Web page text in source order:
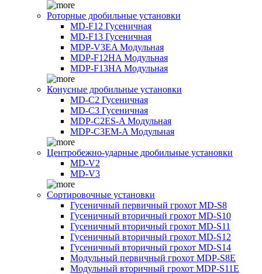
Роторные дробильные установки
MD-F12 Гусеничная
MD-F13 Гусеничная
MDP-V3EA Модульная
MDP-F12HA Модульная
MDP-F13HA Модульная
Конусные дробильные установки
MD-C2 Гусеничная
MD-C3 Гусеничная
MDP-C2ES-A Модульная
MDP-C3EM-A Модульная
Центробежно-ударные дробильные установки
MD-V2
MD-V3
Сортировочные установки
Гусеничный первичный грохот MD-S8
Гусеничный вторичный грохот MD-S10
Гусеничный вторичный грохот MD-S11
Гусеничный вторичный грохот MD-S12
Гусеничный вторичный грохот MD-S14
Модульный первичный грохот MDP-S8E
Модульный вторичный грохот MDP-S11E